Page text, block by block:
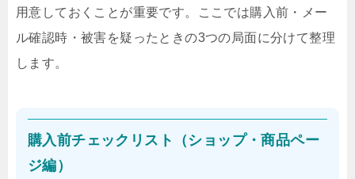
用意しておくことが重要です。ここでは購入前・メー
ル確認時・被害を疑ったときの3つの局面に分けて整理
します。
購入前チェックリスト（ショップ・商品ペー
ジ編）